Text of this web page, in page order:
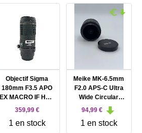
Objectif Sigma
180mm F3.5 APO
EX MACRO IF HSM
pour monture
359,99 €
1 en stock
Meike MK-6.5mm
F2.0 APS-C Ultra
Wide Circular
Fisheyes Lens for
E/X/EF-M/M43
Mount
94,99 €
1 en stock